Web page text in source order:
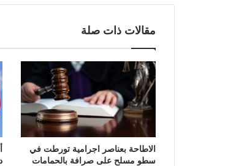
مقالات ذات صلة
الاطاحة بعناصر اجرامية تورطت في
سطو مسلح على صرافة بالحمامات